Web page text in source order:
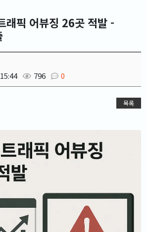
래픽 어뷰징 26곳 적발 -
796 0
목록